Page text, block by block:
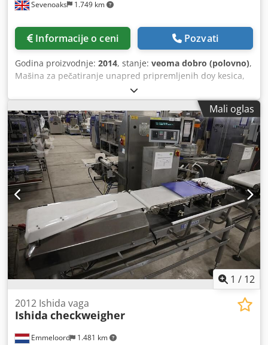
Sevenoaks 1.749 km
Informacije o ceni Pozvati
Godina proizvodnje: 2014, stanje: veoma dobro (polovno),
Mašina za pečatiranje unapred pripremljenih doy kesica,
pakuje kivi voće za velike supermarkete u Velikoj Britaniji.
Od tada se koristi samo nekoliko sezona i u skladištu. Video
dostupan za prikazivanje ovog računara u proizvodnji.
Credpfsifpx Tsx Aidjf
Mali oglas
1 / 12
Emmeloord 1.481 km
2012 Ishida vaga
Ishida checkweigher